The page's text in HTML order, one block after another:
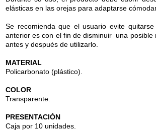
elásticas en las orejas para adaptarse
Se recomienda que el usuario evite
anterior es con el fin de disminuir una posible
antes y después de utilizarlo.
MATERIAL
Policarbonato (plástico).
COLOR
Transparente.
PRESENTACIÓN
Caja por 10 unidades.